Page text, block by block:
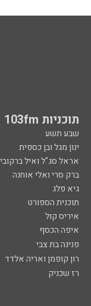
תוכניות 103fm
שבע תשע
ינון מגל ובן כספית
אראל סג"ל ואיל
ברק סרי ואלי אוחנה
גיא פלג
תוכנית הספורט
איריס קול
איפה הכסף
פנינה בת צבי
רון קופמן ואריה אלדד
רז שכניק